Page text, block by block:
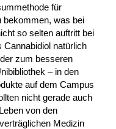
für
bekommen, was bei
so selten auftritt bei
Cannabidiol natürlich
zum besseren
– in den
auf dem Campus
nicht gerade auch
von den
Medizin